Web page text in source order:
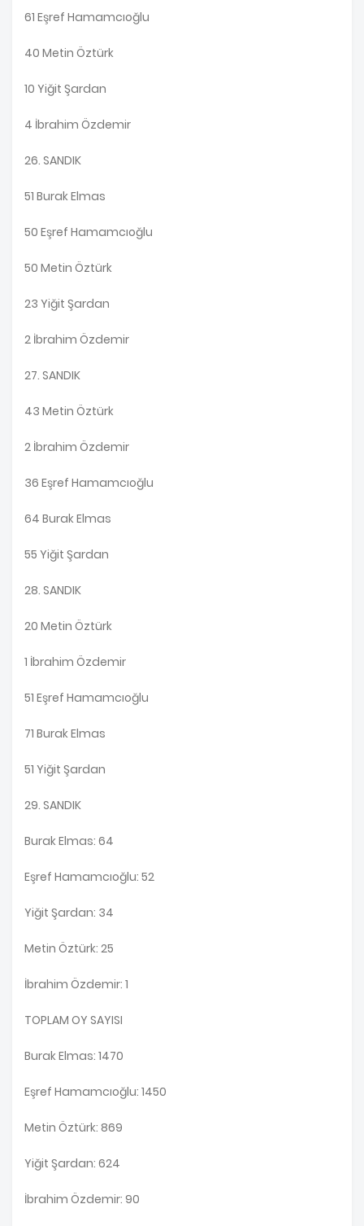
61 Eşref Hamamcıoğlu
40 Metin Öztürk
10 Yiğit Şardan
4 İbrahim Özdemir
26. SANDIK
51 Burak Elmas
50 Eşref Hamamcıoğlu
50 Metin Öztürk
23 Yiğit Şardan
2 İbrahim Özdemir
27. SANDIK
43 Metin Öztürk
2 İbrahim Özdemir
36 Eşref Hamamcıoğlu
64 Burak Elmas
55 Yiğit Şardan
28. SANDIK
20 Metin Öztürk
1 İbrahim Özdemir
51 Eşref Hamamcıoğlu
71 Burak Elmas
51 Yiğit Şardan
29. SANDIK
Burak Elmas: 64
Eşref Hamamcıoğlu: 52
Yiğit Şardan: 34
Metin Öztürk: 25
İbrahim Özdemir: 1
TOPLAM OY SAYISI
Burak Elmas: 1470
Eşref Hamamcıoğlu: 1450
Metin Öztürk: 869
Yiğit Şardan: 624
İbrahim Özdemir: 90